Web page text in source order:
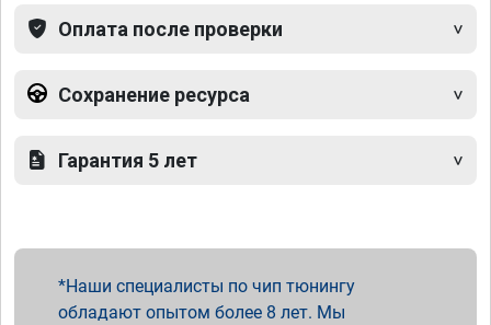
Оплата после проверки
Сохранение ресурса
Гарантия 5 лет
Наши специалисты по чип тюнингу
обладают опытом более 8 лет. Мы